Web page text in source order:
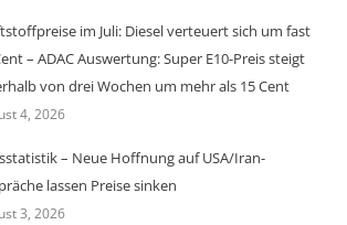
im Juli: Diesel verteuert sich um fast
– ADAC Auswertung: Super E10-Preis steigt
von drei Wochen um mehr als 15 Cent
4, 2026
– Neue Hoffnung auf USA/Iran-
lassen Preise sinken
3, 2026